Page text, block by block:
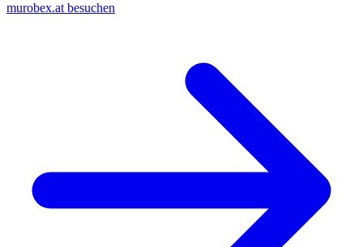
murobex.at besuchen